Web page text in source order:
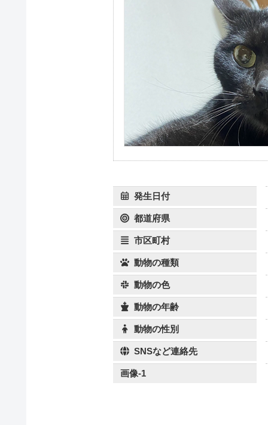
発生日付
都道府県
市区町村
動物の種類
動物の色
動物の年齢
動物の性別
SNSなど連絡先
画像-1